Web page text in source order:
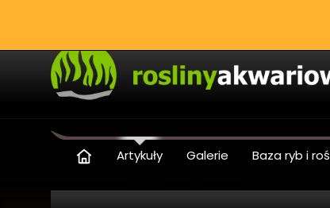
Artykuły Galerie Baza ryb i